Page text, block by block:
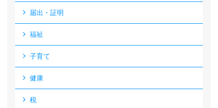
届出・証明
福祉
子育て
健康
税